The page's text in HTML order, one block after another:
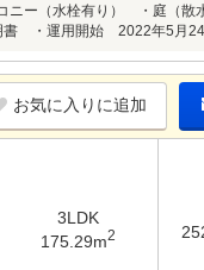
ー（水栓有り） ・庭（散
書 ・運用開始 2022年5月
お気に入りに追加
3LDK
175.29m2